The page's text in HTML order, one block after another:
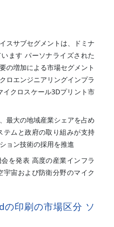
スサブセグメントは、ドミナ
ます パーソナライズされた
の増加による市場セグメント
ロエンジニアリングインプラ
イクロスケール3Dプリント市
最大の地域産業シェアを占め
テムと政府の取り組みが支持
ョン技術の採用を推進
を発表 高度の産業インフラ
宇宙および防衛分野のマイク
の印刷の市場区分 ソ